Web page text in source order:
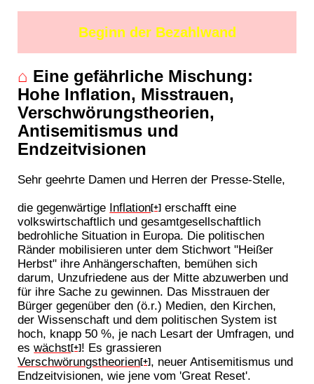
Beginn der Bezahlwand
⌂ Eine gefährliche Mischung:
Hohe Inflation, Misstrauen,
Verschwörungstheorien,
Antisemitismus und
Endzeitvisionen
Sehr geehrte Damen und Herren der Presse-Stelle,
die gegenwärtige Inflation[+] erschafft eine
volkswirtschaftlich und gesamtgesellschaftlich
bedrohliche Situation in Europa. Die politischen
Ränder mobilisieren unter dem Stichwort "Heißer
Herbst" ihre Anhängerschaften, bemühen sich
darum, Unzufriedene aus der Mitte abzuwerben und
für ihre Sache zu gewinnen. Das Misstrauen der
Bürger gegenüber den (ö.r.) Medien, den Kirchen,
der Wissenschaft und dem politischen System ist
hoch, knapp 50 %, je nach Lesart der Umfragen, und
eswächst[+] ! Es grassieren
Verschwörungstheorien[+] , neuer Antisemitismus und
Endzeitvisionen, wie jene vom 'Great Reset'.